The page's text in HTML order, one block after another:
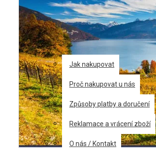
Blog
Informace
Jak nakupovat
Proč nakupovat u nás
Způsoby platby a doručení
Reklamace a vrácení zboží
O nás / Kontakt